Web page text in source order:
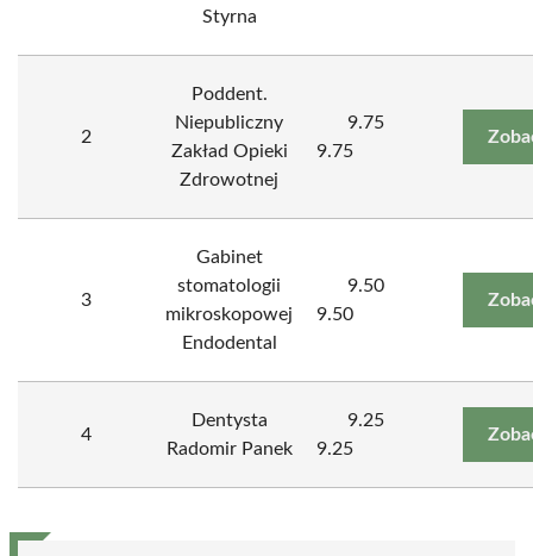
Styrna
2
Poddent.
Niepubliczny
Zakład Opieki
Zdrowotnej
9.75
9.75
3
Gabinet
stomatologii
mikroskopowej
Endodental
9.50
9.50
4
Dentysta
Radomir Panek
9.25
9.25